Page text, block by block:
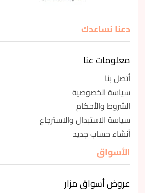
دعنا نساعدك
معلومات عنا
أتصل بنا
سياسة الخصوصية
الشروط والأحكام
سياسة الاستبدال والاسترجاع
أنشاء حساب جديد
الأسواق
عروض أسواق مزار